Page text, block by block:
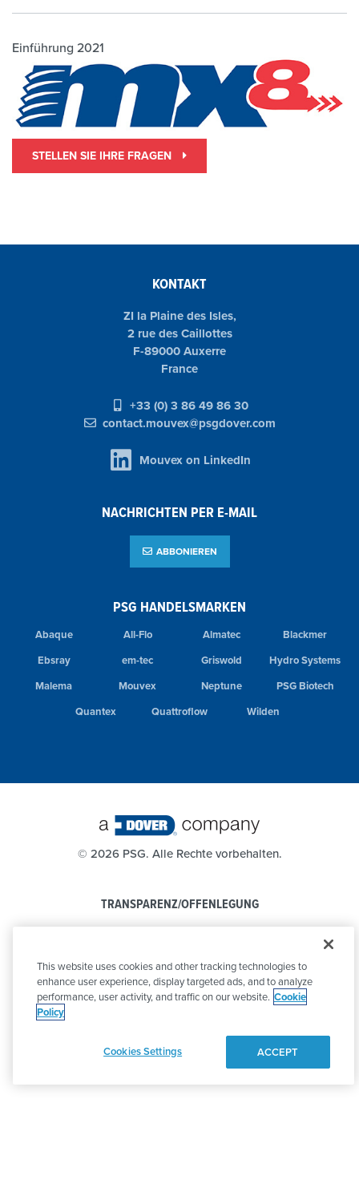
Einführung 2021
STELLEN SIE IHRE FRAGEN
PSG HANDELSMARKEN
Abaque All-Flo Almatec
Blackmer
Ebsray
em-tec Griswold
Hydro Systems
Malema
Mouvex Neptune
PSG Biotech
Quantex
Quattroflow Wilden
KONTAKT
ZI la Plaine des Isles,
2 rue des Caillottes
F-89000 Auxerre
France
+33 (0) 3 86 49 86 30
contact.mouvex@psgdover.com
Mouvex on LinkedIn
NACHRICHTEN PER E-MAIL
ABBONIEREN
© 2026 PSG. Alle Rechte vorbehalten.
TRANSPARENZ/OFFENLEGUNG
VERHALTENSKODEX
This website uses cookies and other tracking technologies to
enhance user experience, display targeted ads, and to analyze
performance, user activity, and traffic on our website. Cookie
Policy
Cookies Settings ACCEPT